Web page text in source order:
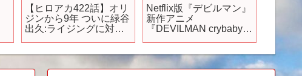
【ヒロアカ422話】オリ
ジンから9年 ついに緑谷
出久:ライジングに対す
ヒロアカ422話 #反応集
Netflix版『デビルマン』
新作アニメ
『DEVILMAN crybaby』
Dog「
Trailer 2